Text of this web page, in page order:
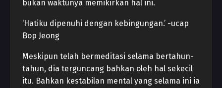
bukan waktunya memikirkan hal ini.
‘Hatiku dipenuhi dengan kebingungan.’ -ucap
Bop Jeong
Meskipun telah bermeditasi selama bertahun-
tahun, dia terguncang bahkan oleh hal sekecil
itu. Bahkan kestabilan mental yang selama ini ia